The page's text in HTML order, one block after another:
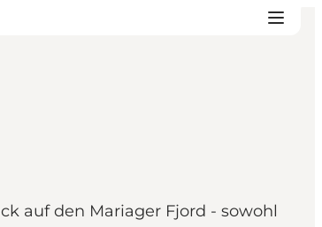
auf den Mariager Fjord - sowohl